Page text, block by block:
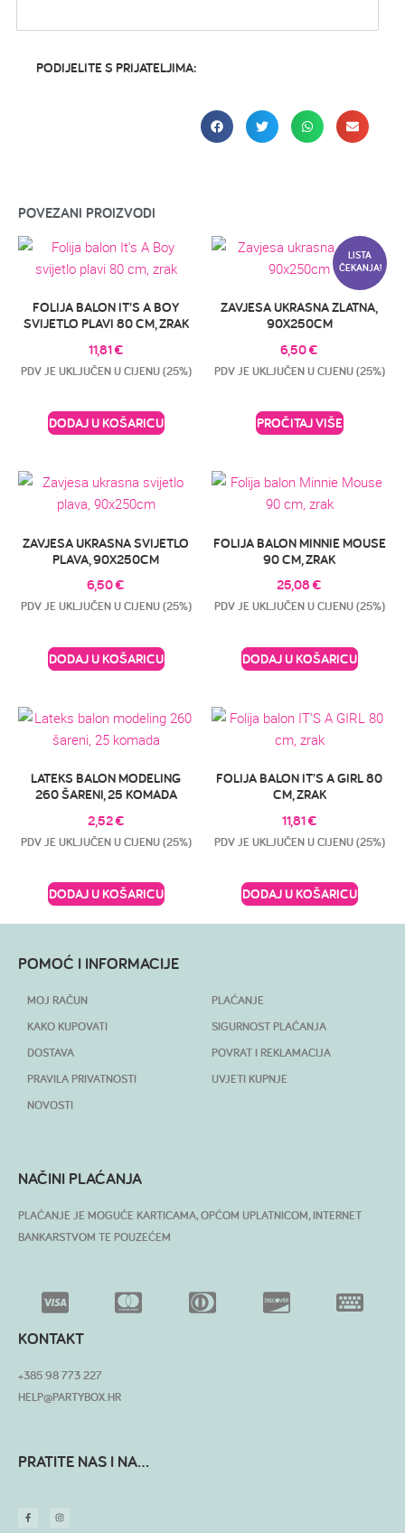
PODIJELITE S PRIJATELJIMA:
POVEZANI PROIZVODI
FOLIJA BALON IT’S A BOY
SVIJETLO PLAVI 80 CM, ZRAK
11,81€
PDV JE UKLJUČEN U CIJENU (25%)
DODAJ U KOŠARICU
LISTA
ČEKANJA!
ZAVJESA UKRASNA ZLATNA,
90X250CM
6,50€
PDV JE UKLJUČEN U CIJENU (25%)
PROČITAJ VIŠE
ZAVJESA UKRASNA SVIJETLO
PLAVA, 90X250CM
6,50€
PDV JE UKLJUČEN U CIJENU (25%)
DODAJ U KOŠARICU
FOLIJA BALON MINNIE MOUSE
90 CM, ZRAK
25,08 €
PDV JE UKLJUČEN U CIJENU (25%)
DODAJ U KOŠARICU
LATEKS BALON MODELING
260 ŠARENI, 25 KOMADA
2,52€
PDV JE UKLJUČEN U CIJENU (25%)
DODAJ U KOŠARICU
FOLIJA BALON IT’S A GIRL 80
CM, ZRAK
11,81€
PDV JE UKLJUČEN U CIJENU (25%)
DODAJ U KOŠARICU
POMOĆ I INFORMACIJE
MOJ RAČUN
KAKO KUPOVATI
DOSTAVA
PRAVILA PRIVATNOSTI
NOVOSTI
PLAĆANJE
SIGURNOST PLAĆANJA
POVRAT I REKLAMACIJA
UVJETI KUPNJE
NAČINI PLAĆANJA
PLAĆANJE JE MOGUĆE KARTICAMA, OPĆOM UPLATNICOM, INTERNET
BANKARSTVOM TE POUZEĆEM
KONTAKT
+385 98 773 227
HELP@PARTYBOX.HR
PRATITE NAS I NA...